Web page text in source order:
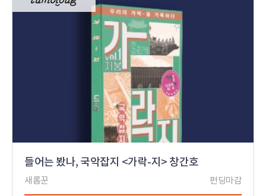
들어는 봤나, 국악잡지 <가락-지> 창간호
새롭꾼 펀딩마감